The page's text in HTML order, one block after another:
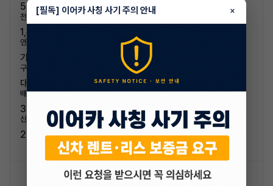
5,299mm / 2,207mm
전고/축고
1,488mm / 3,065mm
연료/연비
가솔린 / 7.4km/L
구분/좌석
대형차 / 5인승
배기량
3993cc
신차가격
250,000,000원
신차 문의하기 승계 리스트
[필독] 이어카 사칭 사기 주의 안내 ×